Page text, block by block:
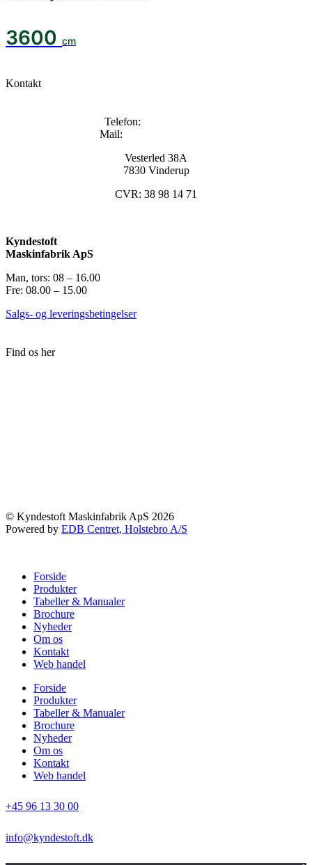
3600 cm
Kontakt
Telefon:
Mail:
Vesterled 38A
7830 Vinderup
CVR: 38 98 14 71
Kyndestoft
Maskinfabrik ApS
Man, tors: 08 – 16.00
Fre: 08.00 – 15.00
Salgs- og leveringsbetingelser
Find os her
© Kyndestoft Maskinfabrik ApS 2026
Powered by EDB Centret, Holstebro A/S
Forside
Produkter
Tabeller & Manualer
Brochure
Nyheder
Om os
Kontakt
Web handel
Forside
Produkter
Tabeller & Manualer
Brochure
Nyheder
Om os
Kontakt
Web handel
+45 96 13 30 00
info@kyndestoft.dk